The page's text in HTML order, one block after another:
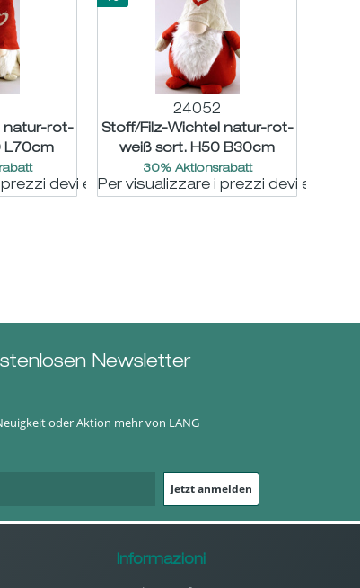
natur-rot-
L70cm
prezzi devi essere registrato
24052
Stoff/Filz-Wichtel natur-rot-
weiß sort. H50 B30cm
30% Aktionsrabatt
Per visualizzare i prezzi devi essere
Newsletter
oder Aktion mehr von LANG
Jetzt anmelden
Informazioni